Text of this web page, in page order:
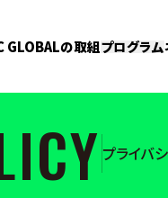
GLOBALの取組プログラム
プライバ